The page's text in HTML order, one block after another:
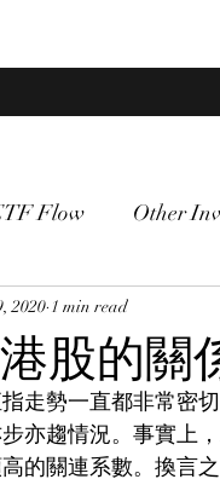
Flow Other
bitcoin
股的關
2020 1 min read
走勢一直都非常密
亦趨情況。事實上
的關連系數。換言